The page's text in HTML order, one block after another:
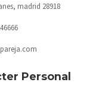
madrid 28918
Personal